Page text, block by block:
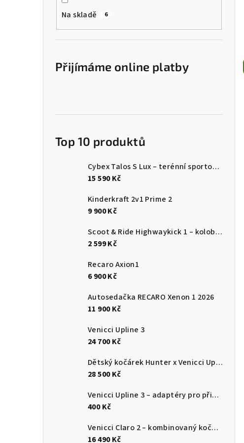
Na skladě 6
Přijímáme online platby
Top 10 produktů
Cybex Talos S Lux – terénní sportovní kočárek | TPE Moss Green
15 590 Kč
Kinderkraft 2v1 Prime 2
9 900 Kč
Scoot & Ride Highwaykick 1 – koloběžka a odrážedlo 2v1
2 599 Kč
Recaro Axion1
6 900 Kč
Autosedačka RECARO Xenon 1 2026
11 900 Kč
Venicci Upline 3
24 700 Kč
Dětský kočárek Hunter x Venicci Upline 3
28 500 Kč
Venicci Upline 3 – adaptéry pro připevnění autosedačky
400 Kč
Venicci Claro 2 – kombinovaný kočárek 2v1 s hlubokou korbou a sportovní sedačkou
16 490 Kč